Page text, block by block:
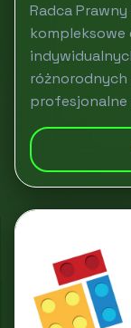
Radca
różnorodnych
profesjonalne